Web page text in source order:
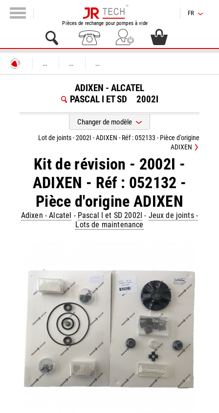
Pièces de rechange pour pompes à vide
FR
... ... ...
ADIXEN - ALCATEL
PASCAL I ET SD
2002I
Changer de modèle
Kit de révision - 2002I -
ADIXEN - Réf : 052132 -
Pièce d'origine ADIXEN
Adixen - Alcatel - Pascal I et SD 2002I - Jeux de joints -
Lots de maintenance
Lot de joints - 2002I - ADIXEN - Réf : 052133 - Pièce d'origine
ADIXEN